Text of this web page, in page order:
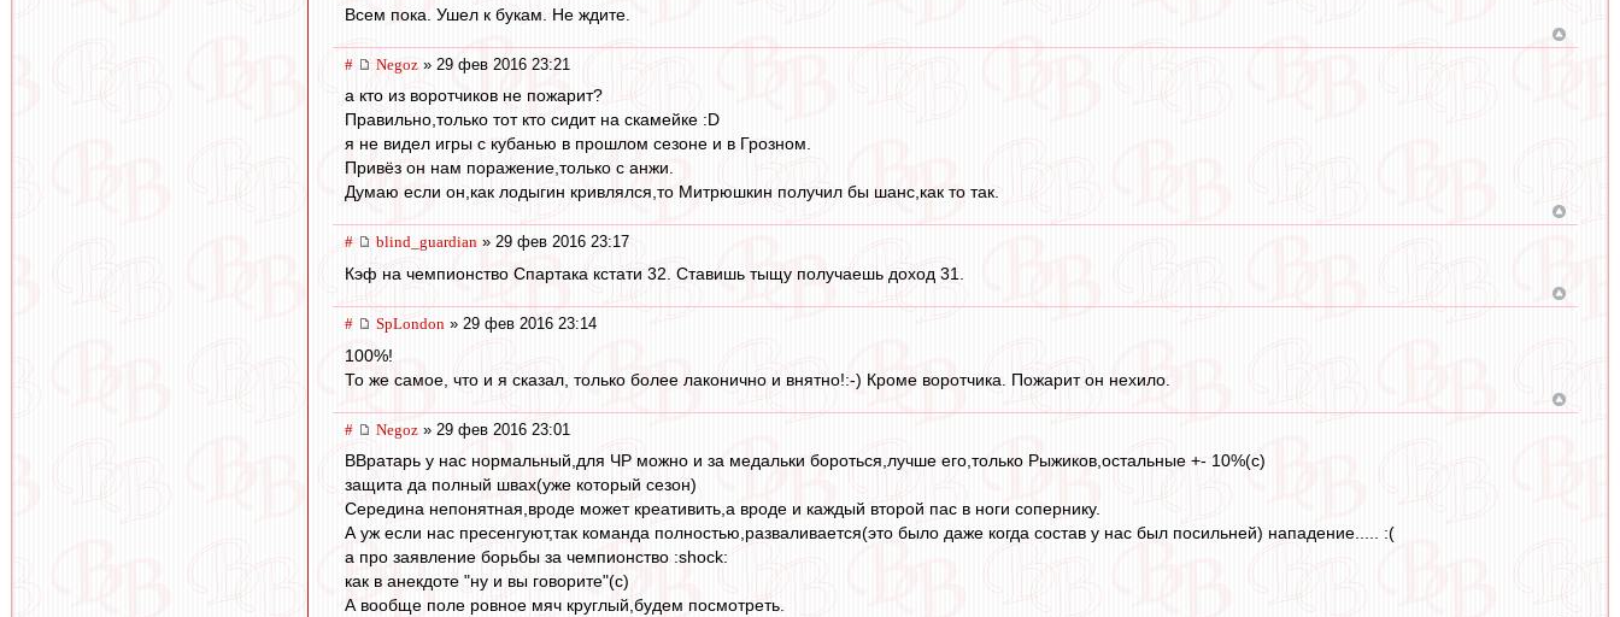
Всем пока. Ушел к букам. Не ждите.
# Negoz » 29 фев 2016 23:21
а кто из воротчиков не пожарит?
Правильно,только тот кто сидит на скамейке :D
я не видел игры с кубанью в прошлом сезоне и в Грозном.
Привёз он нам поражение,только с анжи.
Думаю если он,как лодыгин кривлялся,то Митрюшкин получил бы шанс,как то так.
# blind_guardian » 29 фев 2016 23:17
Кэф на чемпионство Спартака кстати 32. Ставишь тыщу получаешь доход 31.
# SpLondon » 29 фев 2016 23:14
100%!
То же самое, что и я сказал, только более лаконично и внятно!:-) Кроме воротчика. Пожарит он нехило.
# Negoz » 29 фев 2016 23:01
ВВратарь у нас нормальный,для ЧР можно и за медальки бороться,лучше его,только Рыжиков,остальные +- 10%(с)
защита да полный швах(уже который сезон)
Середина непонятная,вроде может креативить,а вроде и каждый второй пас в ноги сопернику.
А уж если нас пресенгуют,так команда полностью,разваливается(это было даже когда состав у нас был посильней) нападение..... :(
а про заявление борьбы за чемпионство :shock:
как в анекдоте "ну и вы говорите"(с)
А вообще поле ровное мяч круглый,будем посмотреть.